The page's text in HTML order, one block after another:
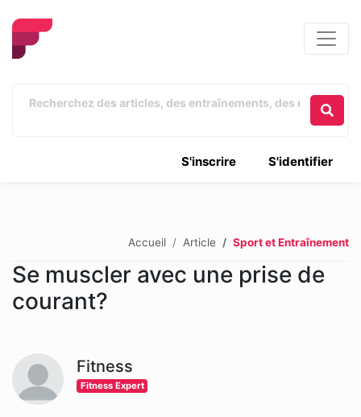
S'identifier
S'inscrire
Accueil Article Sport et Entraînement
Se muscler avec une prise de
courant?
Fitness
Fitness Expert